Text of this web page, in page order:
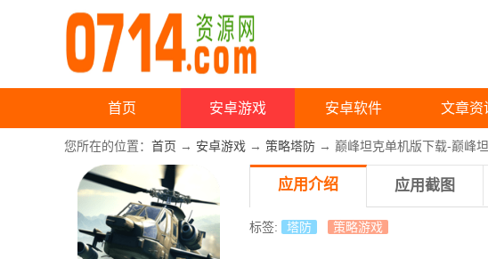
首页 安卓游戏 安卓软件 文章资
您所在的位置： 首页 → 安卓游戏 → 策略塔防 → 巅峰坦克单机版下载-巅峰
应用介绍 应用截图
标签: 塔防 策略游戏